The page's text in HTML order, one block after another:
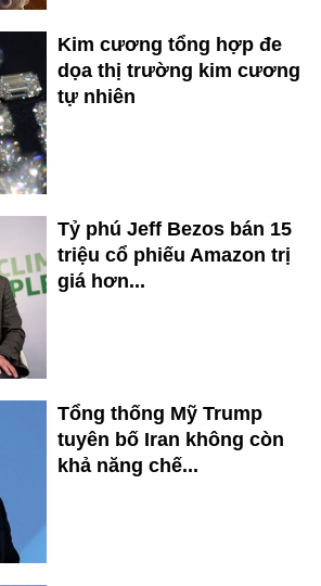
Kim cương tổng hợp đe
dọa thị trường kim cương
tự nhiên
Tỷ phú Jeff Bezos bán 15
triệu cổ phiếu Amazon trị
giá hơn...
Tổng thống Mỹ Trump
tuyên bố Iran không còn
khả năng chế...